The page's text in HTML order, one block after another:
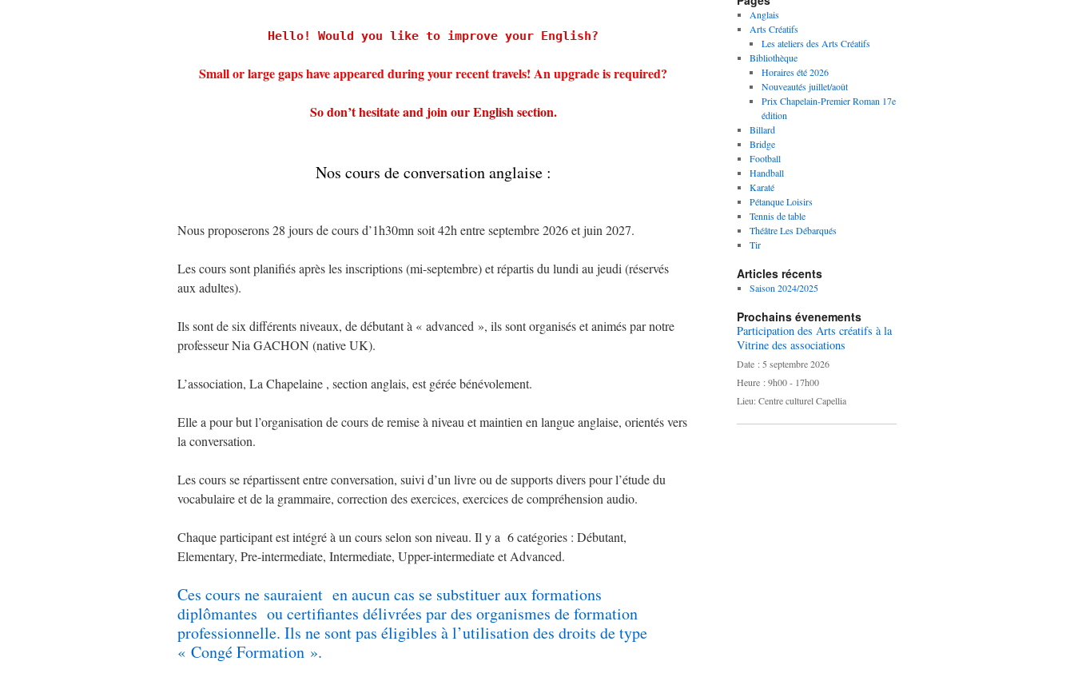
Hello! Would you like to improve your English?
Small or large gaps have appeared during your recent travels! An upgrade is required?
So don’t hesitate and join our English section.
Nos cours de conversation anglaise :
Nous proposerons 28 jours de cours d’1h30mn soit 42h entre septembre 2026 et juin 2027.
Les cours sont planifiés après les inscriptions (mi-septembre) et répartis du lundi au jeudi (réservés
aux adultes).
Ils sont de six différents niveaux, de débutant à « advanced », ils sont organisés et animés par notre
professeur Nia GACHON (native UK).
L’association, La Chapelaine , section anglais, est gérée bénévolement.
Elle a pour but l’organisation de cours de remise à niveau et maintien en langue anglaise, orientés vers
la conversation.
Les cours se répartissent entre conversation, suivi d’un livre ou de supports divers pour l’étude du
vocabulaire et de la grammaire, correction des exercices, exercices de compréhension audio.
Chaque participant est intégré à un cours selon son niveau. Il y a 6 catégories : Débutant,
Elementary, Pre-intermediate, Intermediate, Upper-intermediate et Advanced.
Ces cours ne sauraient en aucun cas se substituer aux formations
diplômantes ou certifiantes délivrées par des organismes de formation
professionnelle. Ils ne sont pas éligibles à l’utilisation des droits de type
« Congé Formation ».
Anglais
Arts Créatifs
Les ateliers des Arts Créatifs
Bibliothèque
Horaires été 2026
Nouveautés juillet/août
Prix Chapelain-Premier Roman 17e
édition
Billard
Bridge
Football
Handball
Karaté
Pétanque Loisirs
Tennis de table
Théâtre Les Débarqués
Tir
Articles récents
Saison 2024/2025
Prochains évenements
Participation des Arts créatifs à la
Vitrine des associations
Date : 5 septembre 2026
Heure :9h00 - 17h00
Lieu:Centre culturel Capellia